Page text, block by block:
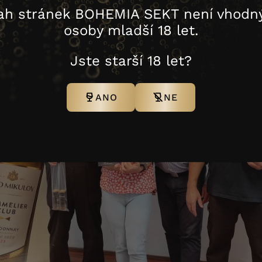
stránek BOHEMIA SEKT není
osoby mladší 18 let.
Jste starší 18 let?
ANO NE